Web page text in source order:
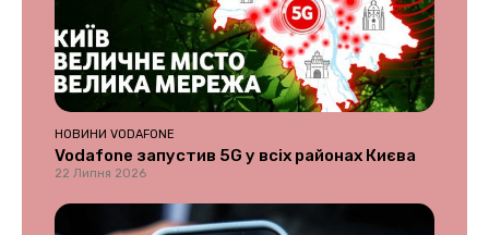
НОВИНИ VODAFONE
Vodafone запустив 5G у всіх районах Києва
22 Липня 2026